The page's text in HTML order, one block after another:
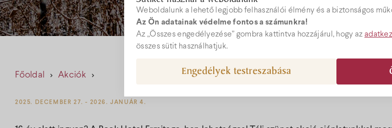
Weboldalunk a lehető legjobb felhasználói élmény és a biztonságos
Az Ön adatainak védelme fontos a számunkra!
Az „Összes engedélyezése” gombra kattintva hozzájárul, hogy az
összes sütit használhatjuk.
Engedélyek testreszabása
Főoldal Akciók
2025. DECEMBER 27. - 2026. JANUÁR 4.
Webshop